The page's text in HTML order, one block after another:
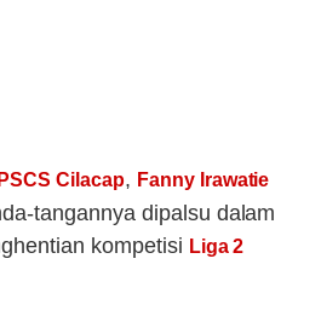
PSCS Cilacap, Fanny Irawatie
tangannya dipalsu dalam
kompetisi Liga 2